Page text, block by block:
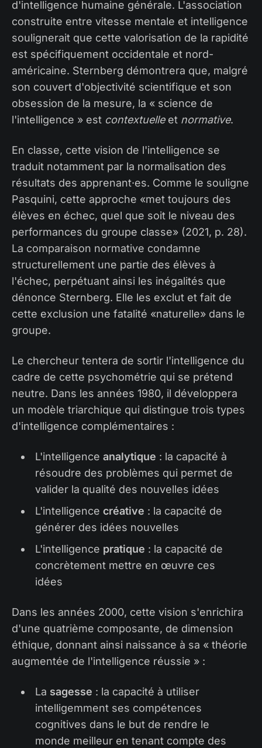
d'intelligence humaine générale. L'association
construite entre vitesse mentale et intelligence
soulignerait que cette valorisation de la rapidité
est spécifiquement occidentale et nord-
américaine. Sternberg démontrera que, malgré
son couvert d'objectivité scientifique et son
obsession de la mesure, la « science de
l'intelligence » est contextuelleet normative.
En classe, cette vision de l'intelligence se
traduit notamment par la normalisation des
résultats des apprenant·es. Comme le souligne
Pasquini, cette approche «met toujours des
élèves en échec, quel que soit le niveau des
performances du groupe classe» (2021, p. 28).
La comparaison normative condamne
structurellement une partie des élèves à
l'échec, perpétuant ainsi les inégalités que
dénonce Sternberg. Elle les exclut et fait de
cette exclusion une fatalité «naturelle» dans le
groupe.
Le chercheur tentera de sortir l'intelligence du
cadre de cette psychométrie qui se prétend
neutre. Dans les années 1980, il développera
un modèle triarchique qui distingue trois types
d'intelligence complémentaires :
L'intelligence analytique : la capacité à
résoudre des problèmes qui permet de
valider la qualité des nouvelles idées
L'intelligence créative : la capacité de
générer des idées nouvelles
L'intelligence pratique : la capacité de
concrètement mettre en œuvre ces
idées
Dans les années 2000, cette vision s'enrichira
d'une quatrième composante, de dimension
éthique, donnant ainsi naissance à sa « théorie
augmentée de l'intelligence réussie » :
La sagesse : la capacité à utiliser
intelligemment ses compétences
cognitives dans le but de rendre le
monde meilleur en tenant compte des